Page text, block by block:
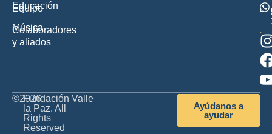
Equipo
Colaboradores
y aliados
Educación
Música
©2026
Fundación Valle
la Paz. All
Rights
Reserved
Ayúdanos a
ayudar